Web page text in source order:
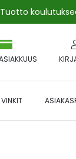
Tuotto
VINKIT